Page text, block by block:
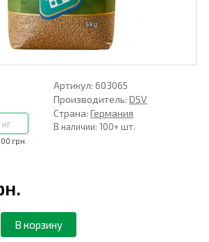
грн.
Артикул: 603065
Производитель: DSV
Страна: Германия
В наличии: 100+ шт.
В корзину